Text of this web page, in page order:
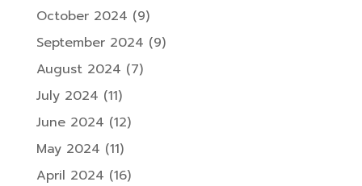
October 2024 (9)
September 2024 (9)
August 2024 (7)
July 2024 (11)
June 2024 (12)
May 2024 (11)
April 2024 (16)